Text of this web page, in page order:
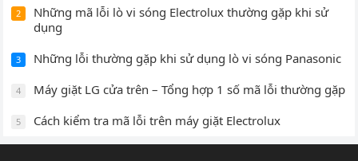
2
Những mã lỗi lò vi sóng Electrolux thường gặp khi sử
dụng
3 Những lỗi thường gặp khi sử dụng lò vi sóng Panasonic
4 Máy giặt LG cửa trên – Tổng hợp 1 số mã lỗi thường gặp
5 Cách kiểm tra mã lỗi trên máy giặt Electrolux